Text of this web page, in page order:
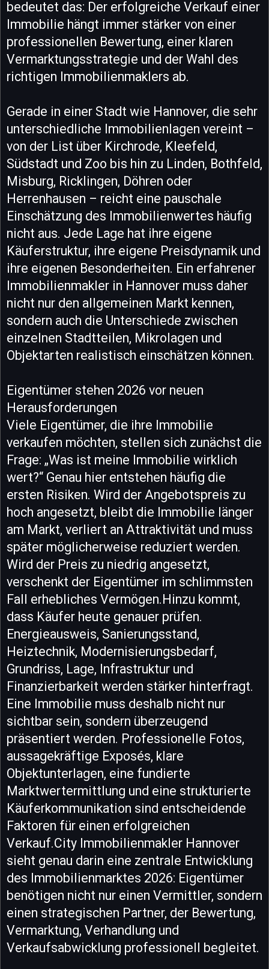
bedeutet das: Der erfolgreiche Verkauf einer
Immobilie hängt immer stärker von einer
professionellen Bewertung, einer klaren
Vermarktungsstrategie und der Wahl des
richtigen Immobilienmaklers ab.
Gerade in einer Stadt wie Hannover, die sehr
unterschiedliche Immobilienlagen vereint –
von der List über Kirchrode, Kleefeld,
Südstadt und Zoo bis hin zu Linden, Bothfeld,
Misburg, Ricklingen, Döhren oder
Herrenhausen – reicht eine pauschale
Einschätzung des Immobilienwertes häufig
nicht aus. Jede Lage hat ihre eigene
Käuferstruktur, ihre eigene Preisdynamik und
ihre eigenen Besonderheiten. Ein erfahrener
Immobilienmakler in Hannover muss daher
nicht nur den allgemeinen Markt kennen,
sondern auch die Unterschiede zwischen
einzelnen Stadtteilen, Mikrolagen und
Objektarten realistisch einschätzen können.
Eigentümer stehen 2026 vor neuen
Herausforderungen
Viele Eigentümer, die ihre Immobilie
verkaufen möchten, stellen sich zunächst die
Frage: „Was ist meine Immobilie wirklich
wert?“ Genau hier entstehen häufig die
ersten Risiken. Wird der Angebotspreis zu
hoch angesetzt, bleibt die Immobilie länger
am Markt, verliert an Attraktivität und muss
später möglicherweise reduziert werden.
Wird der Preis zu niedrig angesetzt,
verschenkt der Eigentümer im schlimmsten
Fall erhebliches Vermögen.Hinzu kommt,
dass Käufer heute genauer prüfen.
Energieausweis, Sanierungsstand,
Heiztechnik, Modernisierungsbedarf,
Grundriss, Lage, Infrastruktur und
Finanzierbarkeit werden stärker hinterfragt.
Eine Immobilie muss deshalb nicht nur
sichtbar sein, sondern überzeugend
präsentiert werden. Professionelle Fotos,
aussagekräftige Exposés, klare
Objektunterlagen, eine fundierte
Marktwertermittlung und eine strukturierte
Käuferkommunikation sind entscheidende
Faktoren für einen erfolgreichen
Verkauf.City Immobilienmakler Hannover
sieht genau darin eine zentrale Entwicklung
des Immobilienmarktes 2026: Eigentümer
benötigen nicht nur einen Vermittler, sondern
einen strategischen Partner, der Bewertung,
Vermarktung, Verhandlung und
Verkaufsabwicklung professionell begleitet.